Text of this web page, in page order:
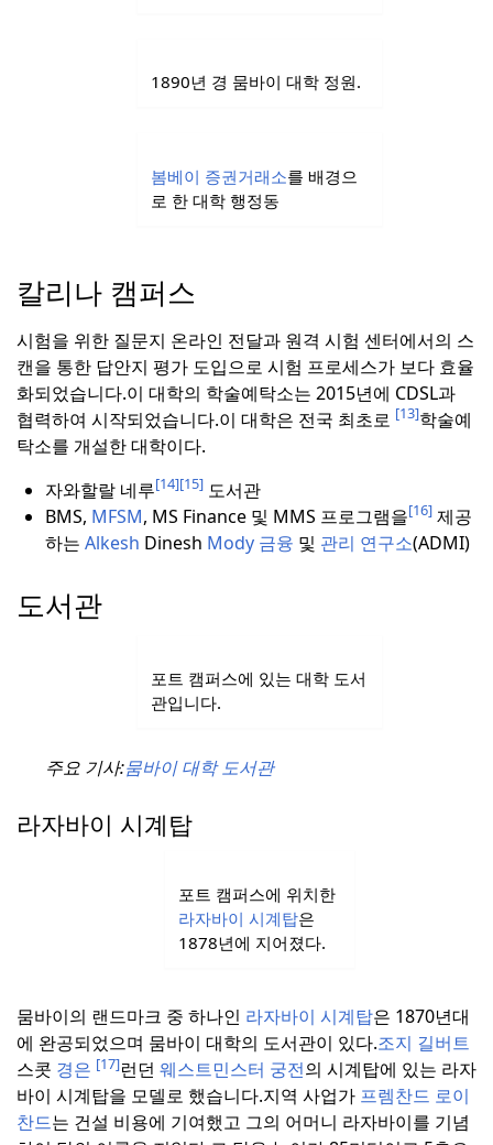
1890년 경 뭄바이 대학 정원.
봄베이 증권거래소를 배경으
로 한 대학 행정동
칼리나 캠퍼스
시험을 위한 질문지 온라인 전달과 원격 시험 센터에서의 스
캔을 통한 답안지 평가 도입으로 시험 프로세스가 보다 효율
화되었습니다.이 대학의 학술예탁소는 2015년에 CDSL과
협력하여 시작되었습니다.이 대학은 전국 최초로 [13]학술예
탁소를 개설한 대학이다.
자와할랄 네루[14][15]도서관
BMS, MFSM, MS Finance 및 MMS 프로그램을[16]제공
하는 Alkesh Dinesh Mody 금융 및 관리 연구소(ADMI)
도서관
포트 캠퍼스에 있는 대학 도서
관입니다.
주요 기사:뭄바이 대학 도서관
라자바이 시계탑
포트 캠퍼스에 위치한
라자바이 시계탑은
1878년에 지어졌다.
뭄바이의 랜드마크 중 하나인 라자바이 시계탑은 1870년대
에 완공되었으며 뭄바이 대학의 도서관이 있다.조지 길버트
스콧 경은 [17]런던 웨스트민스터 궁전의 시계탑에 있는 라자
바이 시계탑을 모델로 했습니다.지역 사업가 프렘찬드 로이
찬드는 건설 비용에 기여했고 그의 어머니 라자바이를 기념